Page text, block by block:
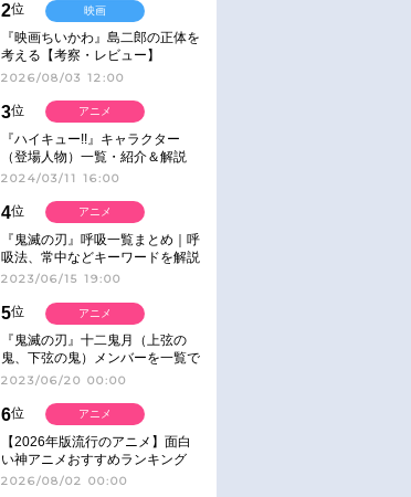
2位
『映画ちいかわ』島二郎の正体を
考える【考察・レビュー】
2026/08/03 12:00
映画
3位
『ハイキュー!!』キャラクター
（登場人物）一覧・紹介＆解説
2024/03/11 16:00
アニメ
4位
『鬼滅の刃』呼吸一覧まとめ｜呼
吸法、常中などキーワードを解説
2023/06/15 19:00
アニメ
5位
『鬼滅の刃』十二鬼月（上弦の
鬼、下弦の鬼）メンバーを一覧で
紹介＆解説（登場鬼の情報まと
2023/06/20 00:00
アニメ
6位
【2026年版流行のアニメ】面白
い神アニメおすすめランキング
【名作・話題作】｜ジャンル別人
2026/08/02 00:00
アニメ